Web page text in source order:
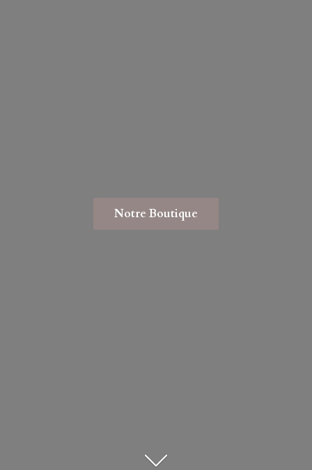
Notre Boutique